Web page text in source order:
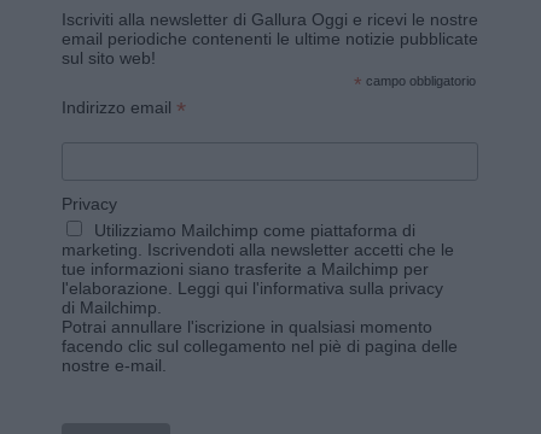
Iscriviti alla newsletter di Gallura Oggi e ricevi le nostre
email periodiche contenenti le ultime notizie pubblicate
sul sito web!
* campo obbligatorio
Indirizzo email *
Privacy
Utilizziamo Mailchimp come piattaforma di
marketing. Iscrivendoti alla newsletter accetti che le
tue informazioni siano trasferite a Mailchimp per
l'elaborazione. Leggi qui l'informativa sulla privacy
di Mailchimp
Potrai annullare l'iscrizione in qualsiasi momento
facendo clic sul collegamento nel piè di pagina delle
nostre e-mail.